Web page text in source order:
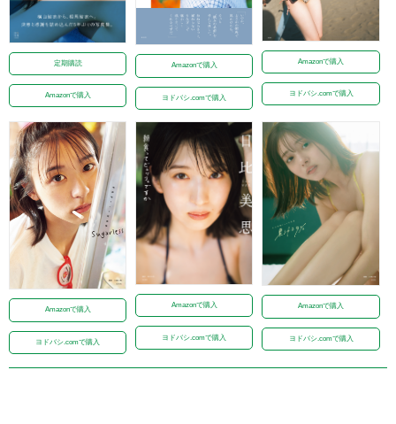
定期購読
Amazonで購入
Amazonで購入
ヨドバシ.comで購入
Amazonで購入
ヨドバシ.comで購入
Amazonで購入
ヨドバシ.comで購入
Amazonで購入
ヨドバシ.comで購入
Amazonで購入
ヨドバシ.comで購入